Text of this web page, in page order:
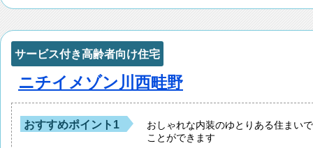
サービス付き高齢者向け住宅
ニチイメゾン川西畦野
おすすめポイント1
おしゃれな内装のゆとりある住まい
ことができます